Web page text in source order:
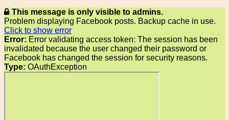
This message is only visible to admins.
Problem displaying Facebook posts. Backup cache in use.
Click to show error
Error: Error validating access token: The session has been
invalidated because the user changed their password or
Facebook has changed the session for security reasons.
Type: OAuthException